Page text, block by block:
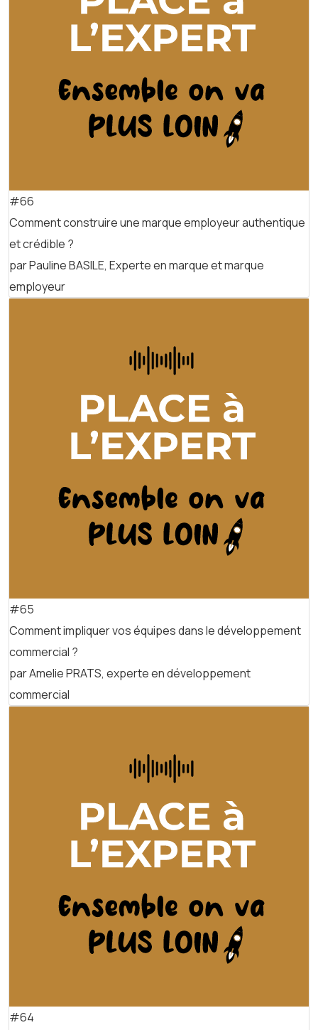
#66
Comment construire une marque employeur authentique
et crédible ?
par Pauline BASILE, Experte en marque et marque
employeur
#65
Comment impliquer vos équipes dans le développement
commercial ?
par Amelie PRATS, experte en développement
commercial
#64